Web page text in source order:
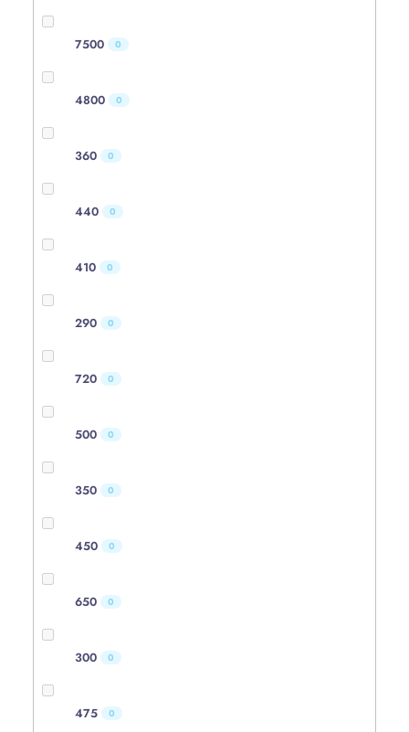
7500 0
4800 0
360 0
440 0
410 0
290 0
720 0
500 0
350 0
450 0
650 0
300 0
475 0